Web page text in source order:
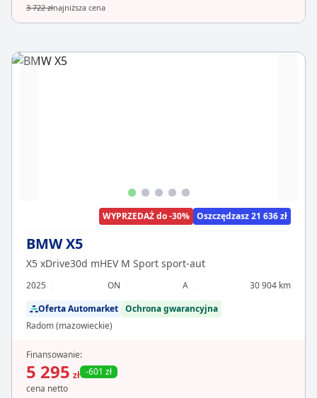
3 722 złnajniższa cena
WYPRZEDAŻ do -30% Oszczędzasz 21 636 zł
BMW X5
X5 xDrive30d mHEV M Sport sport-aut
2025 ON A
30 904 km
Oferta Automarket Ochrona gwarancyjna
Radom (mazowieckie)
Finansowanie:
5 295 zł -601 zł
cena netto